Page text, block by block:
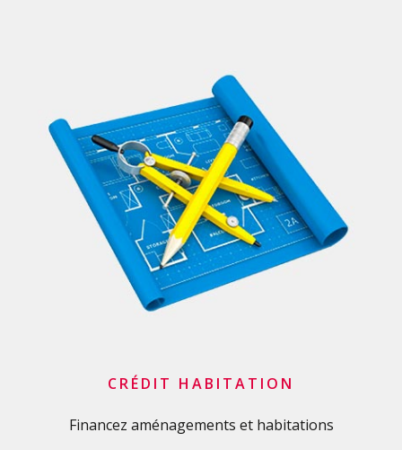
CRÉDIT HABITATION
Financez aménagements et habitations